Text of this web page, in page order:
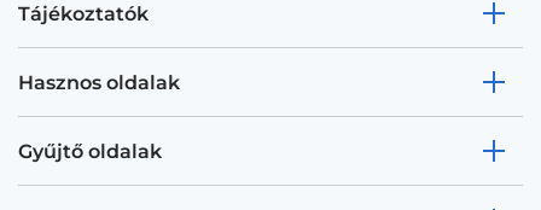
Tájékoztatók
Hasznos oldalak
Gyűjtő oldalak